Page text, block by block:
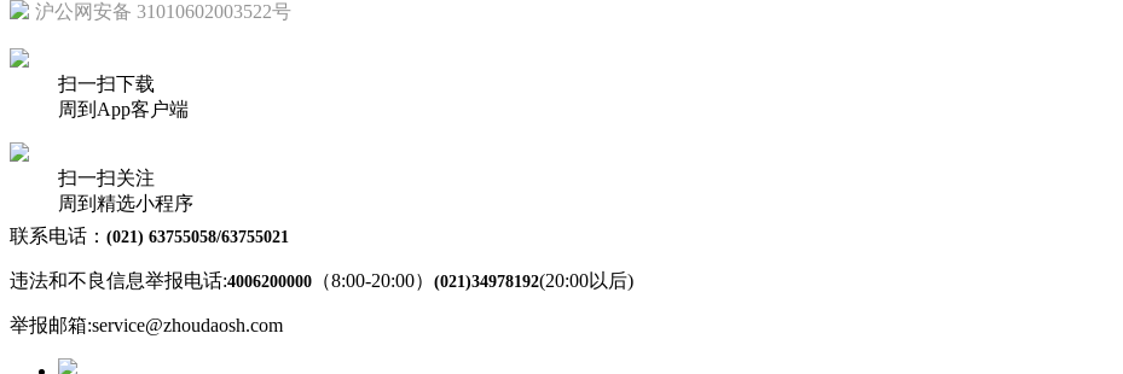
沪公网安备 31010602003522号
扫一扫下载
周到App客户端
扫一扫关注
周到精选小程序
联系电话： (021) 63755058/63755021
违法和不良信息举报电话:4006200000 （8:00-20:00） (021)34978192(20:00以后)
举报邮箱:service@zhoudaosh.com